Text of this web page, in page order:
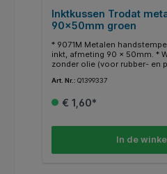
Inktkussen Trodat
90x50mm groen
* 9071M Metalen
inkt, afmeting 90 x 50mm. *
zonder olie (voor rubber- en
kleurintensieve afdrukken. *
Art. Nr.: Q1399337
€ 1,60*
In de